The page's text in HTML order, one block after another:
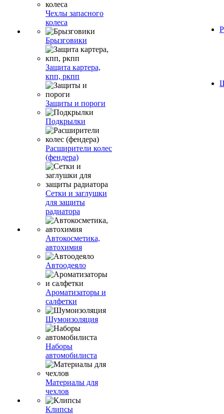
Чехлы запасного
колеса
Брызговики
Защита картера,
кпп, ркпп
Защиты и пороги
Подкрылки
Расширители колес
(фендера)
Сетки и заглушки
для защиты
радиатора
Автокосметика,
автохимия
Автоодеяло
Ароматизаторы и
салфетки
Шумоизоляция
Наборы
автомобилиста
Материалы для
чехлов
Клипсы